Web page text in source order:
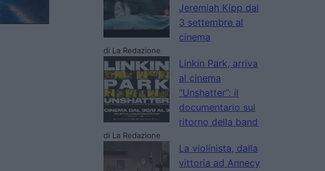
Jeremiah Kipp dal
3 settembre al
cinema
di La Redazione
Linkin Park, arriva
al cinema
“Unshatter”: il
documentario sul
ritorno della band
di La Redazione
La violinista, dalla
vittoria ad Annecy